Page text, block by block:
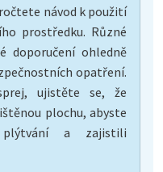
návod k použití
prostředku. Různé
doporučení ohledně
opatření.
ujistěte se, že
plochu, abyste
plýtvání a zajistili